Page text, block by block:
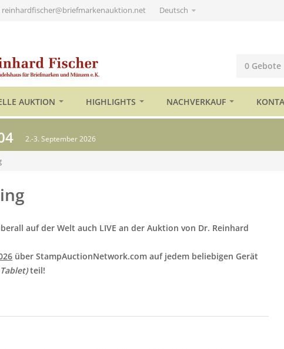
reinhardfischer@briefmarkenauktion.net Deutsch
0 Gebote
AUKTION HIGHLIGHTS NACHVERKAUF
2.-3. September 2026
auf der Welt auch LIVE an der Auktion von Dr. Reinhard
über StampAuctionNetwork.com auf jedem beliebigen Gerät
teil!